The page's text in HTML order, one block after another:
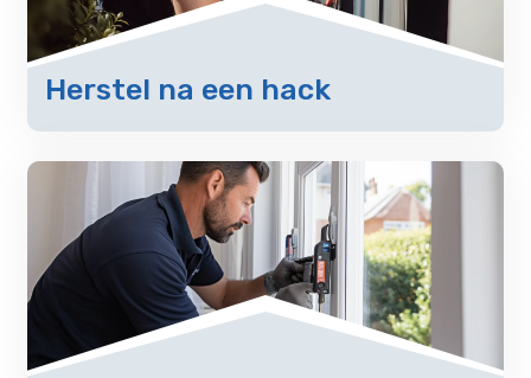
Herstel na een hack